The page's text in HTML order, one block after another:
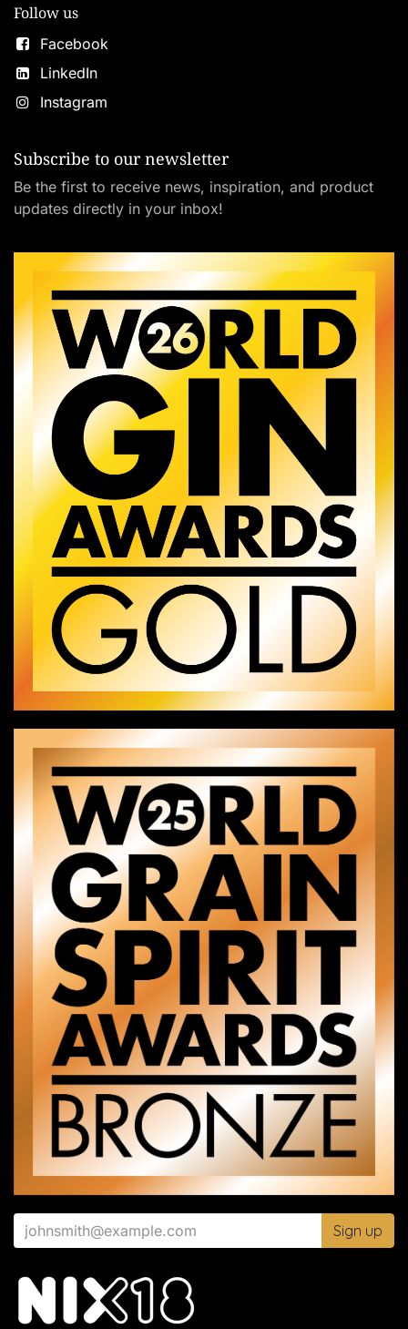
Follow us
Facebook
LinkedIn
Instagram
Subscribe to our newsletter
Be the first to receive news, inspiration, and product
updates directly in your inbox!
Sign up